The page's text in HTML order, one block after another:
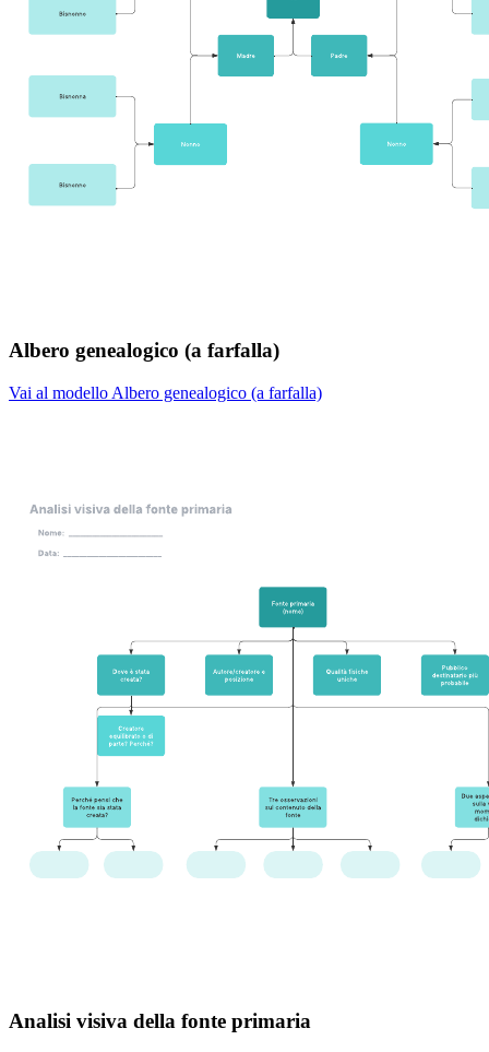
Albero genealogico (a farfalla)
Vai al modello Albero genealogico (a farfalla)
Analisi visiva della fonte primaria